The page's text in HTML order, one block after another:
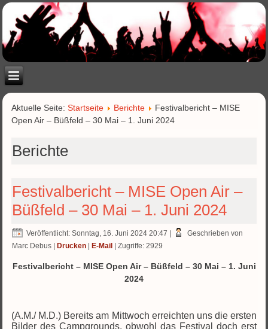
Aktuelle Seite:Startseite Berichte
Festivalbericht – MISE
Open Air – Büßfeld – 30 Mai – 1. Juni 2024
Berichte
Festivalbericht – MISE Open Air –
Büßfeld – 30 Mai – 1. Juni 2024
Veröffentlicht: Sonntag, 16. Juni 2024 20:47
Geschrieben von
Marc Debus
Drucken E-Mail | Zugriffe: 2929
Festivalbericht – MISE Open Air – Büßfeld – 30 Mai – 1. Juni
2024
(A.M./ M.D.) Bereits am Mittwoch erreichten uns die ersten
Bilder des Campgrounds, obwohl das Festival doch erst